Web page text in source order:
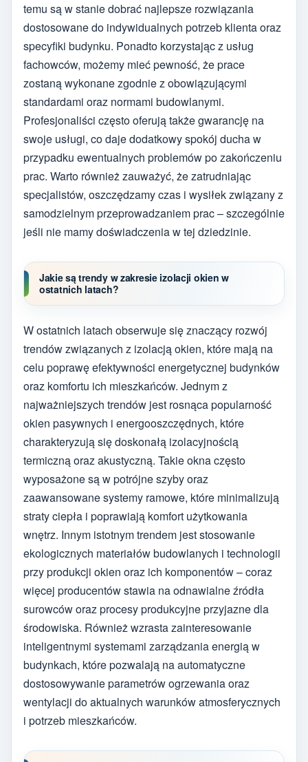
temu są w stanie dobrać najlepsze rozwiązania
dostosowane do indywidualnych potrzeb klienta oraz
specyfiki budynku. Ponadto korzystając z usług
fachowców, możemy mieć pewność, że prace
zostaną wykonane zgodnie z obowiązującymi
standardami oraz normami budowlanymi.
Profesjonaliści często oferują także gwarancję na
swoje usługi, co daje dodatkowy spokój ducha w
przypadku ewentualnych problemów po zakończeniu
prac. Warto również zauważyć, że zatrudniając
specjalistów, oszczędzamy czas i wysiłek związany z
samodzielnym przeprowadzaniem prac – szczególnie
jeśli nie mamy doświadczenia w tej dziedzinie.
Jakie są trendy w zakresie izolacji okien w
ostatnich latach?
W ostatnich latach obserwuje się znaczący rozwój
trendów związanych z izolacją okien, które mają na
celu poprawę efektywności energetycznej budynków
oraz komfortu ich mieszkańców. Jednym z
najważniejszych trendów jest rosnąca popularność
okien pasywnych i energooszczędnych, które
charakteryzują się doskonałą izolacyjnością
termiczną oraz akustyczną. Takie okna często
wyposażone są w potrójne szyby oraz
zaawansowane systemy ramowe, które minimalizują
straty ciepła i poprawiają komfort użytkowania
wnętrz. Innym istotnym trendem jest stosowanie
ekologicznych materiałów budowlanych i technologii
przy produkcji okien oraz ich komponentów – coraz
więcej producentów stawia na odnawialne źródła
surowców oraz procesy produkcyjne przyjazne dla
środowiska. Również wzrasta zainteresowanie
inteligentnymi systemami zarządzania energią w
budynkach, które pozwalają na automatyczne
dostosowywanie parametrów ogrzewania oraz
wentylacji do aktualnych warunków atmosferycznych
i potrzeb mieszkańców.